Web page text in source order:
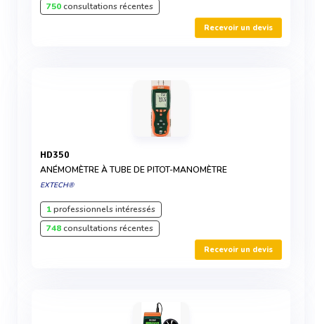
750consultations récentes
Recevoir un devis
HD350
ANÉMOMÈTRE À TUBE DE PITOT-MANOMÈTRE
EXTECH®
1professionnels intéressés
748consultations récentes
Recevoir un devis